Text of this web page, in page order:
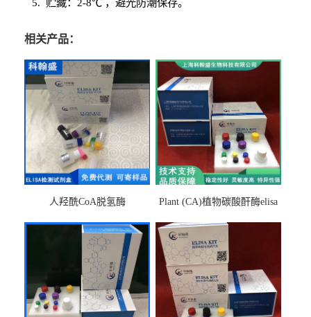
5. 贮藏：2-8℃ ，避光防潮保存。
相关产品：
人羟酰CoA脱氢酶
Plant (CA)植物碳酸酐酶elisa